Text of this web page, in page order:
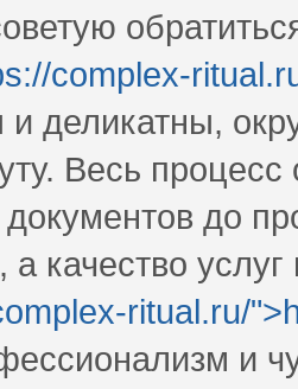
complex-
и деликатны,
Весь процесс
до
качество
ritual.ru/
и